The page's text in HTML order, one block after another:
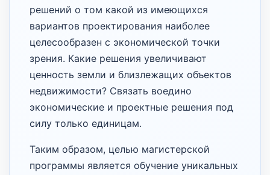
решений о том какой из имеющихся
вариантов проектирования наиболее
целесообразен с экономической точки
зрения. Какие решения увеличивают
ценность земли и близлежащих объектов
недвижимости? Связать воедино
экономические и проектные решения под
силу только единицам.
Таким образом, целью магистерской
программы является обучение уникальных